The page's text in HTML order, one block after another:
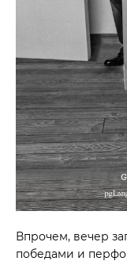
Впрочем, вечер
победами и